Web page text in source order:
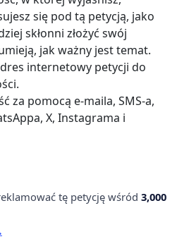
się pod tą petycją, jako
skłonni złożyć swój
jak ważny jest temat.
internetowy petycji do
za pomocą e-maila, SMS-a,
X, Instagrama i
tę petycję wśród 3,000